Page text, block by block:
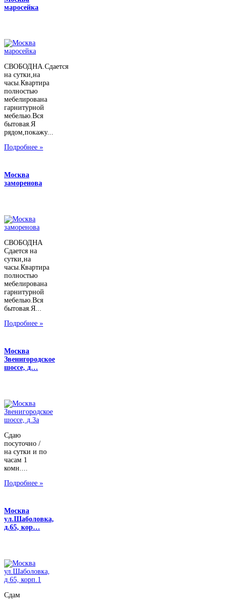
маросейка
СВОБОДНА.Сдается
на сутки,на
часы.Квартира
полностью
мебелирована
гарнитурной
мебелью.Вся
бытовая.Я
рядом,покажу...
Подробнее »
Москва
заморенова
СВОБОДНА
Сдается на
сутки,на
часы.Квартира
полностью
мебелирована
гарнитурной
мебелью.Вся
бытовая.Я...
Подробнее »
Москва
Звенигородское
шоссе, д…
Сдаю
посуточно /
на сутки и по
часам 1
комн....
Подробнее »
Москва
ул.Шаболовка,
д.65, кор…
Сдам